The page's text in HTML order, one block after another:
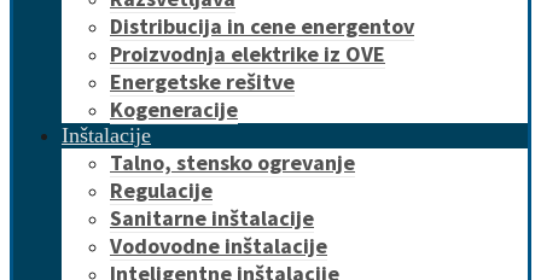
Distribucija in cene energentov
Proizvodnja elektrike iz OVE
Energetske rešitve
Kogeneracije
Inštalacije
Talno, stensko ogrevanje
Regulacije
Sanitarne inštalacije
Vodovodne inštalacije
Inteligentne inštalacije